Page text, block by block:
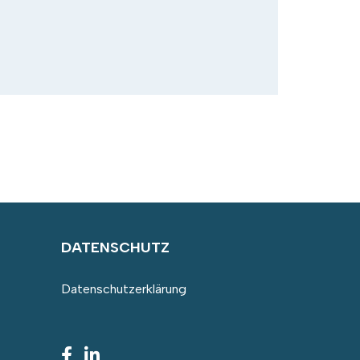
DATENSCHUTZ
Datenschutzerklärung